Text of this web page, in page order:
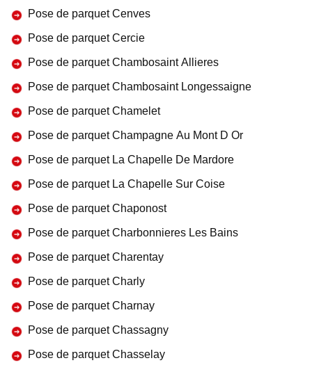
Pose de parquet Cenves
Pose de parquet Cercie
Pose de parquet Chambosaint Allieres
Pose de parquet Chambosaint Longessaigne
Pose de parquet Chamelet
Pose de parquet Champagne Au Mont D Or
Pose de parquet La Chapelle De Mardore
Pose de parquet La Chapelle Sur Coise
Pose de parquet Chaponost
Pose de parquet Charbonnieres Les Bains
Pose de parquet Charentay
Pose de parquet Charly
Pose de parquet Charnay
Pose de parquet Chassagny
Pose de parquet Chasselay